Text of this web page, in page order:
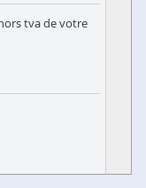
tva de votre